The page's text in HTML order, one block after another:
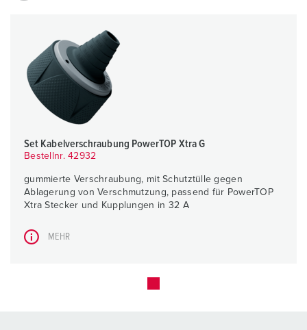
Set Kabelverschraubung PowerTOP Xtra G
Bestellnr. 42932
gummierte Verschraubung, mit Schutztülle gegen
Ablagerung von Verschmutzung, passend für PowerTOP
Xtra Stecker und Kupplungen in 32 A
MEHR